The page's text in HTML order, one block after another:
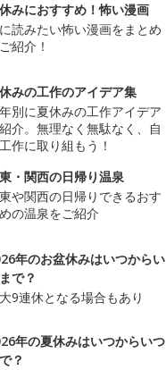
みにおすすめ！怖い漫画
読みたい怖い漫画をまとめ
紹介！
みの工作のアイデア集
別に夏休みの工作アイデア
介。無理なく無駄なく、自
作に取り組もう！
・関西の日帰り温泉
や関西の日帰りできるおす
の温泉をご紹介
年のお盆休みはいつからい
で？
9連休となる場合もあり
年の夏休みはいつからいつ
？